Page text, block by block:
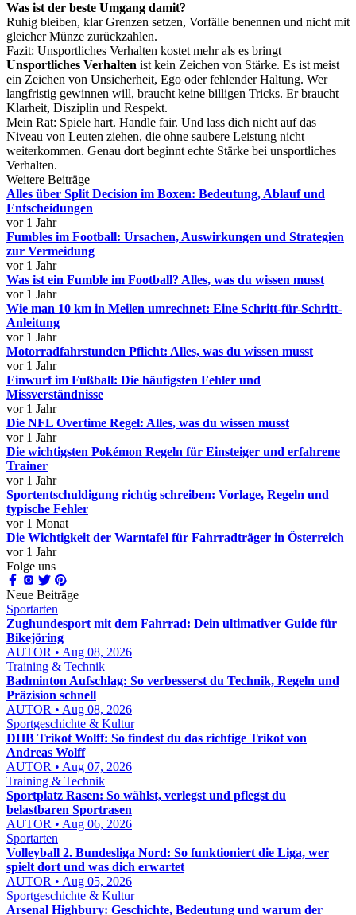
Was ist der beste Umgang damit?
Ruhig bleiben, klar Grenzen setzen, Vorfälle benennen und nicht mit
gleicher Münze zurückzahlen.
Fazit: Unsportliches Verhalten kostet mehr als es bringt
Unsportliches Verhalten ist kein Zeichen von Stärke. Es ist meist
ein Zeichen von Unsicherheit, Ego oder fehlender Haltung. Wer
langfristig gewinnen will, braucht keine billigen Tricks. Er braucht
Klarheit, Disziplin und Respekt.
Mein Rat: Spiele hart. Handle fair. Und lass dich nicht auf das
Niveau von Leuten ziehen, die ohne saubere Leistung nicht
weiterkommen. Genau dort beginnt echte Stärke bei unsportliches
Verhalten.
Weitere Beiträge
Alles über Split Decision im Boxen: Bedeutung, Ablauf und
Entscheidungen
vor 1 Jahr
Fumbles im Football: Ursachen, Auswirkungen und Strategien
zur Vermeidung
vor 1 Jahr
Was ist ein Fumble im Football? Alles, was du wissen musst
vor 1 Jahr
Wie man 10 km in Meilen umrechnet: Eine Schritt-für-Schritt-
Anleitung
vor 1 Jahr
Motorradfahrstunden Pflicht: Alles, was du wissen musst
vor 1 Jahr
Einwurf im Fußball: Die häufigsten Fehler und
Missverständnisse
vor 1 Jahr
Die NFL Overtime Regel: Alles, was du wissen musst
vor 1 Jahr
Die wichtigsten Pokémon Regeln für Einsteiger und erfahrene
Trainer
vor 1 Jahr
Sportentschuldigung richtig schreiben: Vorlage, Regeln und
typische Fehler
vor 1 Monat
Die Wichtigkeit der Warntafel für Fahrradträger in Österreich
vor 1 Jahr
Folge uns
Neue Beiträge
Sportarten
Zughundesport mit dem Fahrrad: Dein ultimativer Guide für
Bikejöring
AUTOR • Aug 08, 2026
Training & Technik
Badminton Aufschlag: So verbesserst du Technik, Regeln und
Präzision schnell
AUTOR • Aug 08, 2026
Sportgeschichte & Kultur
DHB Trikot Wolff: So findest du das richtige Trikot von
Andreas Wolff
AUTOR • Aug 07, 2026
Training & Technik
Sportplatz Rasen: So wählst, verlegst und pflegst du
belastbaren Sportrasen
AUTOR • Aug 06, 2026
Sportarten
Volleyball 2. Bundesliga Nord: So funktioniert die Liga, wer
spielt dort und was dich erwartet
AUTOR • Aug 05, 2026
Sportgeschichte & Kultur
Arsenal Highbury: Geschichte, Bedeutung und warum der